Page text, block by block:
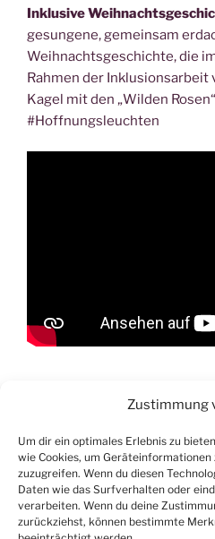
Zustimmung
Um dir ein optimales Erlebnis zu
wie Cookies, um
zuzugreifen. Wenn du diesen
Daten wie das Surfverhalten oder
verarbeiten. Wenn du deine
zurückziehst, können bestimmte
Inklusive
gesungene, gemeinsam
Weihnachtsgeschichte, die
Rahmen der Inklusionsarbeit
Kagel mit den „Wilden
#Hoffnungsleuchten
nach: